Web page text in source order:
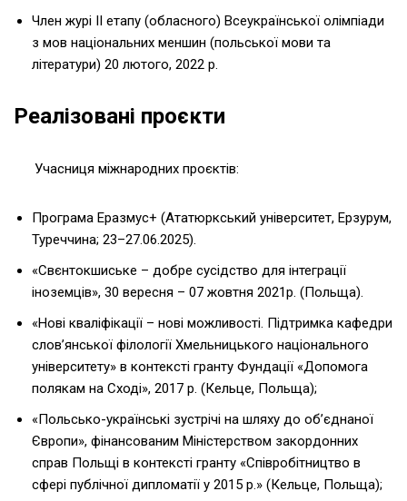
Член журі ІІ етапу (обласного) Всеукраїнської олімпіади
з мов національних меншин (польської мови та
літератури) 20 лютого, 2022 р.
Реалізовані проєкти
Учасниця міжнародних проєктів:
Програма Еразмус+ (Ататюркський університет, Ерзурум,
Туреччина; 23–27.06.2025).
«Свєнтокшиське – добре сусідство для інтеграції
іноземців», 30 вересня – 07 жовтня 2021р. (Польща).
«Нові кваліфікації – нові можливості. Підтримка кафедри
слов’янської філології Хмельницького національного
університету» в контексті гранту Фундації «Допомога
полякам на Сході», 2017 р. (Кельце, Польща);
«Польсько-українські зустрічі на шляху до об’єднаної
Європи», фінансованим Міністерством закордонних
справ Польщі в контексті гранту «Співробітництво в
сфері публічної дипломатії у 2015 р.» (Кельце, Польща);